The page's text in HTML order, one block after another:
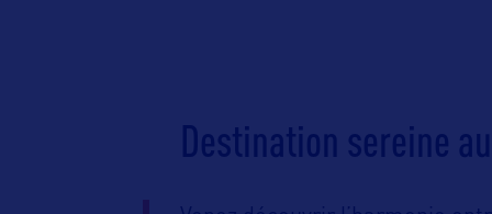
Destination sereine